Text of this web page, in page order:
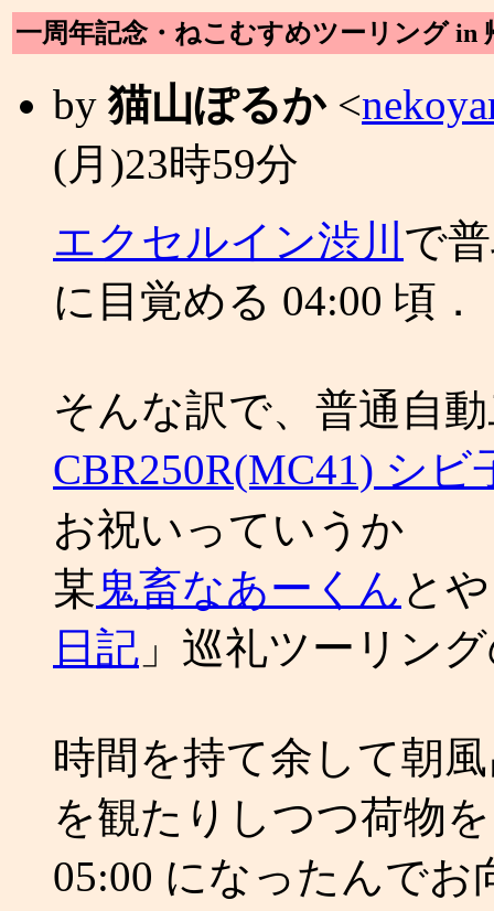
一周年記念・ねこむすめツーリング in
by猫山ぽるか<
(月)23時59分
エクセルイン渋川 で
に目覚める 04:00 頃．
そんな訳で、普通自
CBR250R(MC41) シビ
お祝いっていうか
某鬼畜なあーくん と
日記 」巡礼ツーリン
時間を持て余して朝
を観たりしつつ荷物
05:00 になったんでお